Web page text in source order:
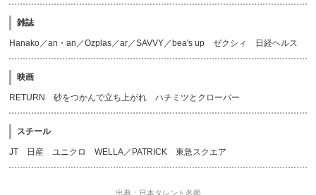
雑誌
Hanako／an・an／Ozplas／ar／SAVVY／bea's up ゼクシィ 日経ヘルス
映画
RETURN 砂をつかんで立ち上がれ ハチミツとクローバー
スチール
JT 日産 ユニクロ WELLA／PATRICK 東急スクエア
出典：日本タレント名鑑